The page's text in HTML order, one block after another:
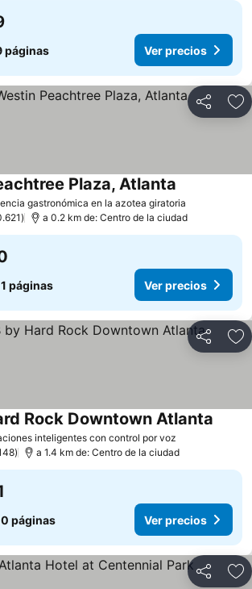
páginas Ver precios
Compartir
gastronómica en la azotea giratoria
Plaza, Atlanta
a 0.2 km de: Centro de la ciudad
páginas Ver precios
Compartir
inteligentes con control por voz
Rock Downtown Atlanta
a 1.4 km de: Centro de la ciudad
páginas Ver precios
Compartir